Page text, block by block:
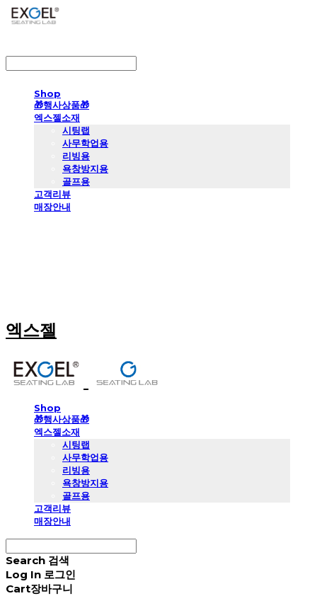
Shop
🎁행사상품🎁
엑스젤소재
시팅랩
사무학업용
리빙용
욕창방지용
골프용
고객리뷰
매장안내
엑스젤
Shop
🎁행사상품🎁
엑스젤소재
시팅랩
사무학업용
리빙용
욕창방지용
골프용
고객리뷰
매장안내
Search 검색
Log In 로그인
Cart장바구니